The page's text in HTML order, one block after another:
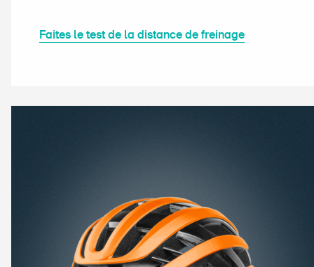
Faites le test de la distance de freinage